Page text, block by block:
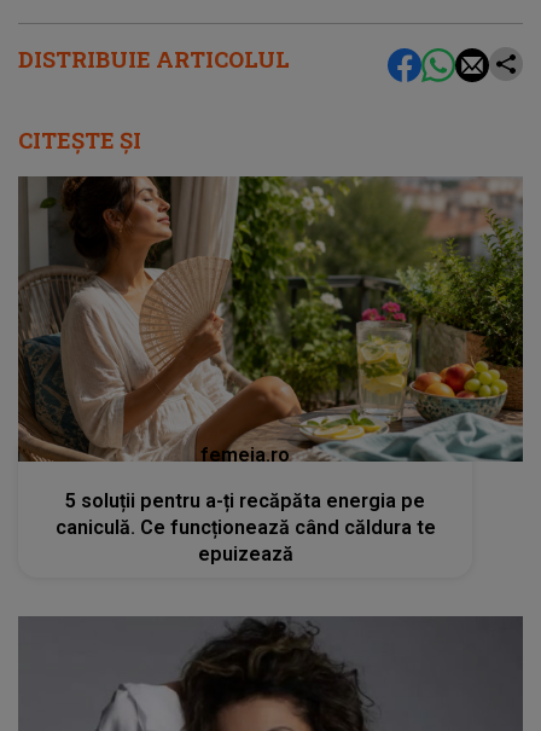
DISTRIBUIE ARTICOLUL
CITEȘTE ȘI
femeia.ro
5 soluții pentru a-ți recăpăta energia pe
caniculă. Ce funcționează când căldura te
epuizează